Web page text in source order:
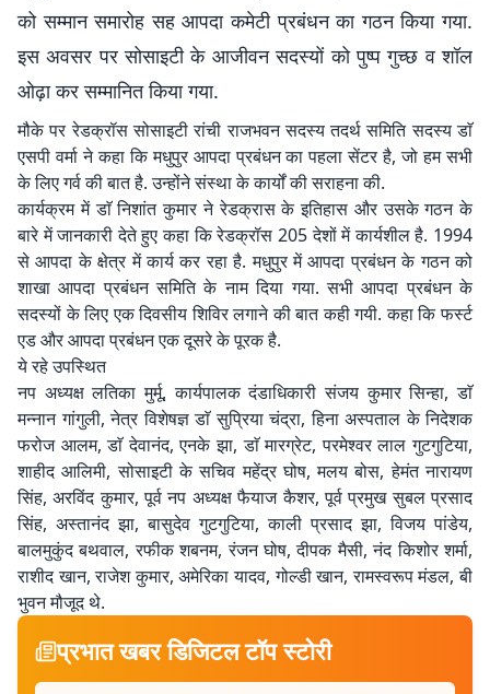
को सम्मान समारोह सह आपदा कमेटी प्रबंधन का गठन किया गया.
इस अवसर पर सोसाइटी के आजीवन सदस्यों को पुष्प गुच्छ व शॉल
ओढ़ा कर सम्मानित किया गया.
मौके पर रेडक्रॉस सोसाइटी रांची राजभवन सदस्य तदर्थ समिति सदस्य डाॅ
एसपी वर्मा ने कहा कि मधुपुर आपदा प्रबंधन का पहला सेंटर है, जो हम सभी
के लिए गर्व की बात है. उन्होंने संस्था के कार्यों की सराहना की.
कार्यक्रम में डाॅ निशांत कुमार ने रेडक्रास के इतिहास और उसके गठन के
बारे में जानकारी देते हुए कहा कि रेडक्रॉस 205 देशों में कार्यशील है. 1994
से आपदा के क्षेत्र में कार्य कर रहा है. मधुपुर में आपदा प्रबंधन के गठन को
शाखा आपदा प्रबंधन समिति के नाम दिया गया. सभी आपदा प्रबंधन के
सदस्यों के लिए एक दिवसीय शिविर लगाने की बात कही गयी. कहा कि फर्स्ट
एड और आपदा प्रबंधन एक दूसरे के पूरक है.
ये रहे उपस्थित
नप अध्यक्ष लतिका मुर्मू, कार्यपालक दंडाधिकारी संजय कुमार सिन्हा, डाॅ
मन्नान गांगुली, नेत्र विशेषज्ञ डाॅ सुप्रिया चंद्रा, हिना अस्पताल के निदेशक
फरोज आलम, डाॅ देवानंद, एनके झा, डाॅ मारग्रेट, परमेश्वर लाल गुटगुटिया,
शाहीद आलिमी, सोसाइटी के सचिव महेंद्र घोष, मलय बोस, हेमंत नारायण
सिंह, अरविंद कुमार, पूर्व नप अध्यक्ष फैयाज कैशर, पूर्व प्रमुख सुबल प्रसाद
सिंह, अस्तानंद झा, बासुदेव गुटगुटिया, काली प्रसाद झा, विजय पांडेय,
बालमुकुंद बथवाल, रफीक शबनम, रंजन घोष, दीपक मैसी, नंद किशोर शर्मा,
राशीद खान, राजेश कुमार, अमेरिका यादव, गोल्डी खान, रामस्वरूप मंडल, बी
भुवन मौजूद थे.
प्रभात खबर डिजिटल टॉप स्टोरी